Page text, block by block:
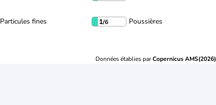
Particules fines 1/6 Poussières
Données établies parCopernicus AMS(2026)